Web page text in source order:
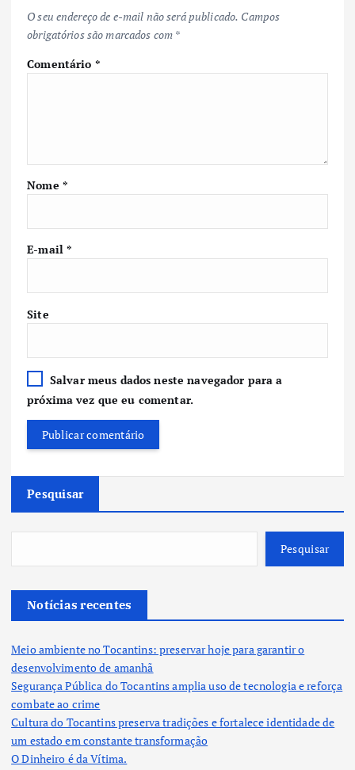
O seu endereço de e-mail não será publicado. Campos
obrigatórios são marcados com *
Comentário *
Nome *
E-mail*
Site
Salvar meus dados neste navegador para a
próxima vez que eu comentar.
Pesquisar
Pesquisar
Notícias recentes
Meio ambiente no Tocantins: preservar hoje para garantir o
desenvolvimento de amanhã
Segurança Pública do Tocantins amplia uso de tecnologia e reforça
combate ao crime
Cultura do Tocantins preserva tradições e fortalece identidade de
um estado em constante transformação
O Dinheiro é da Vítima.